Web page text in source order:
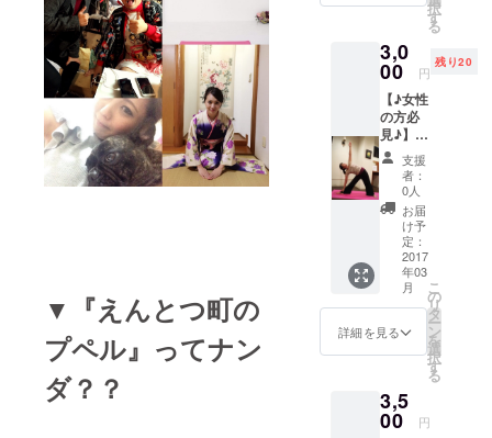
▼『えんとつ町の
プペル』ってナン
ダ？？
定ポス
ド１枚
※金額
は、
3000円
以上自
由に設
定でき
ますの
で、も
しよろ
しけれ
ば１円
でも多
くのご
支援を
頂ける
とあり
お願い
しま
択
す
る
3,0
00 円
残り20
【♪女性
の方必
見♪】
☆ロー
ホット
ヨガ体
験 +
『えん
とつ町
のプペ
ル』ポ
スト
カード3
枚 会場
近くの
「ヨガ
テサロ
ン
Shala」
支援
者：
0人
お届
け予
定：
2017
年03
月
詳細を見る
こ
の
リ
タ
ー
ン
を
選
択
す
る
3,5
00 円